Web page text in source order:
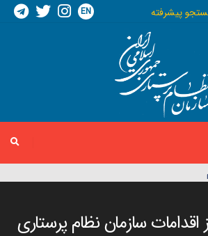
پیشرفته EN
اقدامات سازمان نظام پرستاری